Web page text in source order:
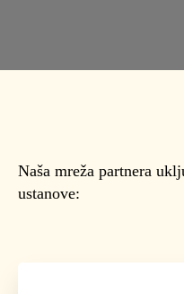
Naša mreža partnera
ustanove: